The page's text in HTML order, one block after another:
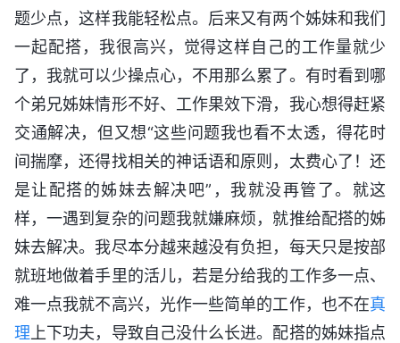
题少点，这样我能轻松点。后来又有两个姊妹和我们
一起配搭，我很高兴，觉得这样自己的工作量就少
了，我就可以少操点心，不用那么累了。有时看到哪
个弟兄姊妹情形不好、工作果效下滑，我心想得赶紧
交通解决，但又想“这些问题我也看不太透，得花时
间揣摩，还得找相关的神话语和原则，太费心了！还
是让配搭的姊妹去解决吧”，我就没再管了。就这
样，一遇到复杂的问题我就嫌麻烦，就推给配搭的姊
妹去解决。我尽本分越来越没有负担，每天只是按部
就班地做着手里的活儿，若是分给我的工作多一点、
难一点我就不高兴，光作一些简单的工作，也不在真
理 上下功夫，导致自己没什么长进。配搭的姊妹指点